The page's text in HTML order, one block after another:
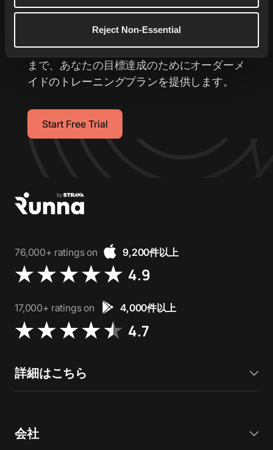
Reject Non-Essential
の レベルへ
あなた専用のランニングコーチが、5kmをよ
り速く走ることから初めてのマラソンの完走
まで、あなたの目標達成のためにオーダーメ
イドのトレーニングプランを提供します。
Start Free Trial
76,000+ ratings on 9,200件以上
4.9
17,000+ ratings on 4,000件以上
4.7
詳細はこちら
会社